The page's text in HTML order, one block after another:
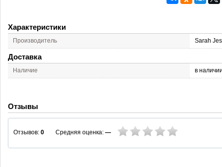
Характеристики
Производитель Sarah
Доставка
Наличие в
Отзывы
Отзывов: 0 Средняя оценка: —